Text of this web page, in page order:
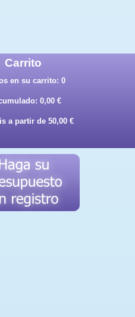
Carrito
en su carrito: 0
0,00 €
a partir de 50,00 €